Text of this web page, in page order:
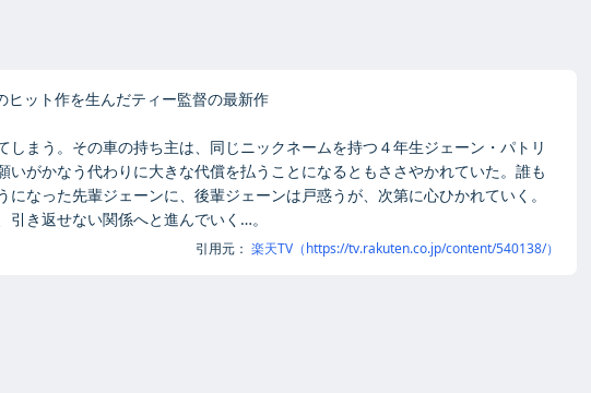
ヒット作を生んだティー監督の最新作
まう。その車の持ち主は、同じニックネームを持つ４年生ジェーン・パトリ
がかなう代わりに大きな代償を払うことになるともささやかれていた。誰も
なった先輩ジェーンに、後輩ジェーンは戸惑うが、次第に心ひかれていく。
き返せない関係へと進んでいく…。
引用元： 楽天TV（https://tv.rakuten.co.jp/content/540138/）